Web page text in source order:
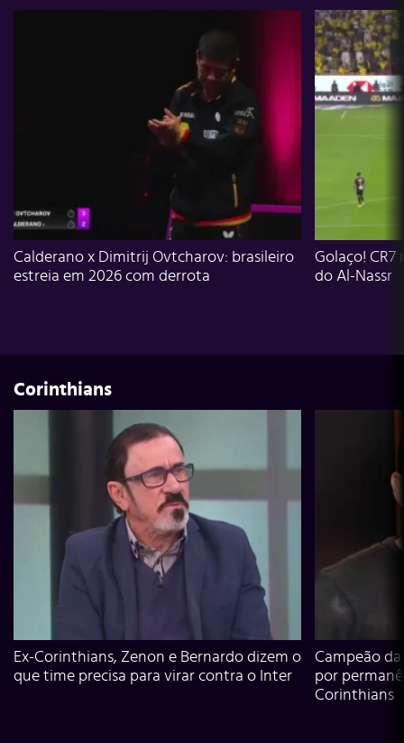
Calderano x Dimitrij Ovtcharov: brasileiro
estreia em 2026 com derrota
Golaço!
do Al-Nassr
Corinthians
Ex-Corinthians, Zenon e Bernardo dizem o
que time precisa para virar contra o Inter
Campeão
por
Corinthians